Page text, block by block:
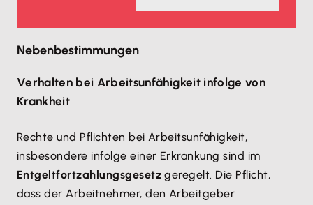
Nebenbestimmungen
Verhalten bei Arbeitsunfähigkeit infolge von
Krankheit
Rechte und Pflichten bei Arbeitsunfähigkeit,
insbesondere infolge einer Erkrankung sind im
Entgeltfortzahlungsgesetz geregelt. Die Pflicht,
dass der Arbeitnehmer, den Arbeitgeber